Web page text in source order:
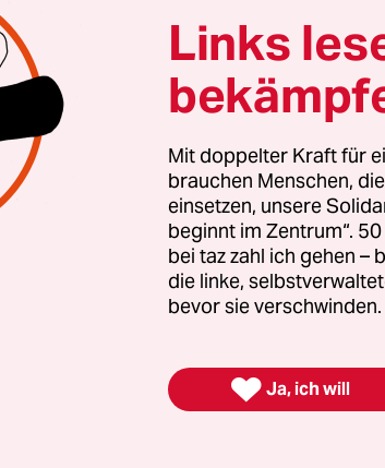
zu nutzen.
Open Knowledge Foundation
ein Netzwerk aus
Treffen, bei denen
und mit „öffentlichen Daten
Projektleiterin bei der OKFN.
Links
Mit doppelter Kraft für
brauchen Menschen,
einsetzen, unsere
beginnt im Zentrum“.
bei taz zahl ich gehen –
die linke,
bevor sie
 Ja, ich will